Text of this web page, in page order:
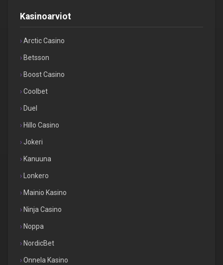
Kasinoarviot
Arctic Casino
Betsson
Boost Casino
Coolbet
Duel
Hillo Casino
Jokeri
Kanuuna
Lonkero
Mainio Kasino
Ninja Casino
Noppa
NordicBet
Onnela Kasino